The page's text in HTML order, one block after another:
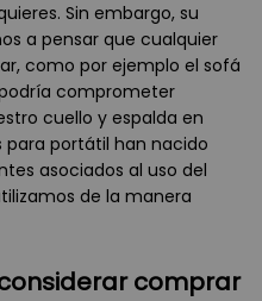
Sin embargo, su
a pensar que cualquier
como por ejemplo el sofá
comprometer
cuello y espalda en
para portátil han nacido
asociados al uso del
de la manera
comprar